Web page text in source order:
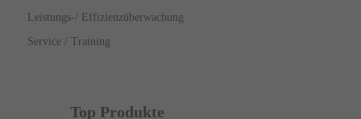
Leistungs-/ Effizienzüberwachung
Service / Training
Top Produkte